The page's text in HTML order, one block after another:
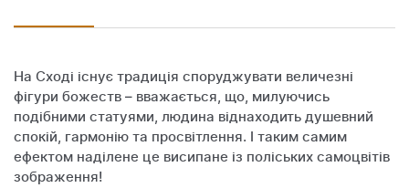
На Сході існує традиція споруджувати величезні
фігури божеств – вважається, що, милуючись
подібними статуями, людина віднаходить душевний
спокій, гармонію та просвітлення. І таким самим
ефектом наділене це висипане із поліських самоцвітів
зображення!